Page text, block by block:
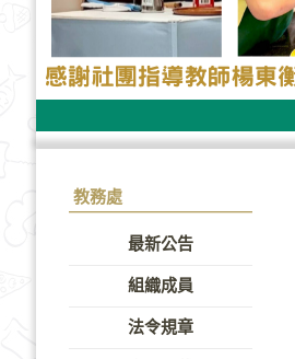
教務處
最新公告
組織成員
法令規章